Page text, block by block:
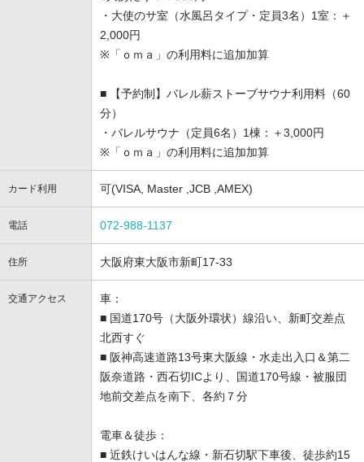
・大使のサ室（水風呂タイプ・定員3名）1室：＋
2,000円
※「ｏｍａ」の利用料に追加加算
■ 【予約制】バレル薪ストーブサウナ利用料（60
分）
・バレルサウナ（定員6名）1棟：＋3,000円
※「ｏｍａ」の利用料に追加加算
カード利用 可(VISA, Master ,JCB ,AMEX)
電話 072-988-1137
住所 大阪府東大阪市新町17-33
交通アクセス
車：
■ 国道170号（大阪外環状）線沿い、新町交差点
北西すぐ
■ 阪神高速道路13号東大阪線・水走出入口＆第二
阪奈道路・西石切ICより、国道170号線・被服団
地前交差点を南下、各約７分
電車＆徒歩：
■ 近鉄けいはんな線・新石切駅下車後、徒歩約15